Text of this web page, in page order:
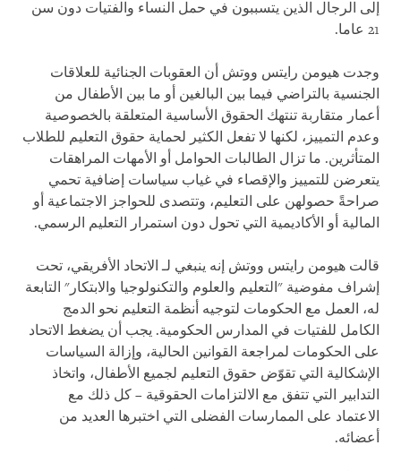
إلى الرجال الذين يتسببون في حمل النساء والفتيات دون سن
21 عاما.
وجدت هيومن رايتس ووتش أن العقوبات الجنائية للعلاقات
الجنسية بالتراضي فيما بين البالغين أو ما بين الأطفال من
أعمار متقاربة تنتهك الحقوق الأساسية المتعلقة بالخصوصية
وعدم التمييز، لكنها لا تفعل الكثير لحماية حقوق التعليم للطلاب
المتأثرين. ما تزال الطالبات الحوامل أو الأمهات المراهقات
يتعرضن للتمييز والإقصاء في غياب سياسات إضافية تحمي
صراحةً حصولهن على التعليم، وتتصدى للحواجز الاجتماعية أو
المالية أو الأكاديمية التي تحول دون استمرار التعليم الرسمي.
قالت هيومن رايتس ووتش إنه ينبغي لـ الاتحاد الأفريقي، تحت
إشراف مفوضية "التعليم والعلوم والتكنولوجيا والابتكار" التابعة
له، العمل مع الحكومات لتوجيه أنظمة التعليم نحو الدمج
الكامل للفتيات في المدارس الحكومية. يجب أن يضغط الاتحاد
على الحكومات لمراجعة القوانين الحالية، وإزالة السياسات
الإشكالية التي تقوّض حقوق التعليم لجميع الأطفال، واتخاذ
التدابير التي تتفق مع الالتزامات الحقوقية – كل ذلك مع
الاعتماد على الممارسات الفضلى التي اختبرها العديد من
أعضائه.